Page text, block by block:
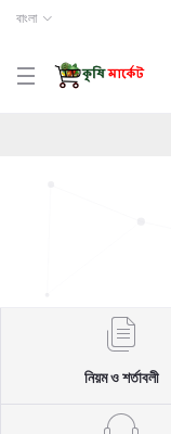
বাংলা
নিয়ম ও শর্তাবলী